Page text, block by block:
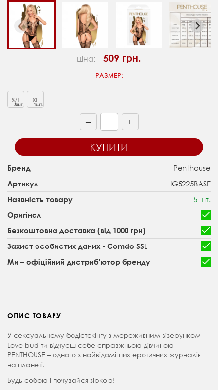
ціна: 509 грн.
РАЗМЕР:
3шт.
S/L
1шт.
XL
— +
КУПИТИ
Бренд Penthouse
Артикул IG5225BASE
Наявність товару 5 шт.
Оригінал
Безкоштовна доставка (від 1000 грн)
Захист особистих даних - Comdo SSL
Ми – офіційний дистриб'ютор бренду
ОПИС ТОВАРУ
У сексуальному бодістокінгу з мереживним візерунком
Love bud ти відчуєш себе справжньою дівчиною
PENTHOUSE – одного з найвідоміших еротичних журналів
на планеті.
Будь собою і почувайся зіркою!